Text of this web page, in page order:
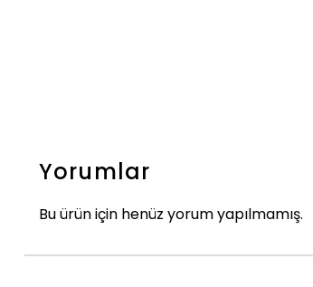
Yorumlar
Bu ürün için henüz yorum yapılmamış.